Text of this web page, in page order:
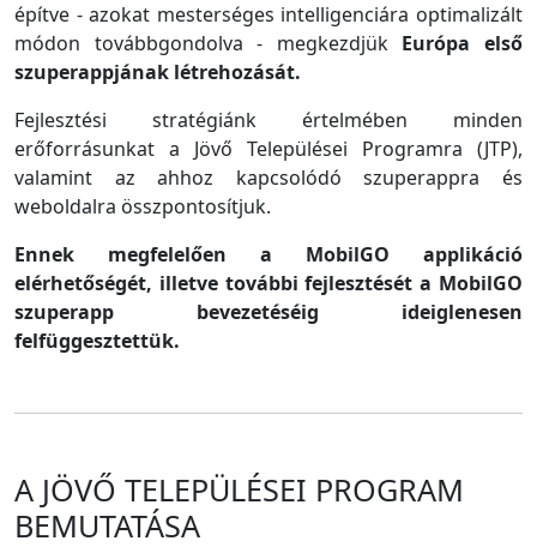
építve - azokat mesterséges intelligenciára optimalizált
módon továbbgondolva - megkezdjük Európa első
szuperappjának létrehozását.
Fejlesztési stratégiánk értelmében minden
erőforrásunkat a Jövő Települései Programra (JTP),
valamint az ahhoz kapcsolódó szuperappra és
weboldalra összpontosítjuk.
Ennek megfelelően a MobilGO applikáció
elérhetőségét, illetve további fejlesztését a MobilGO
szuperapp bevezetéséig ideiglenesen
felfüggesztettük.
A JÖVŐ TELEPÜLÉSEI PROGRAM
BEMUTATÁSA